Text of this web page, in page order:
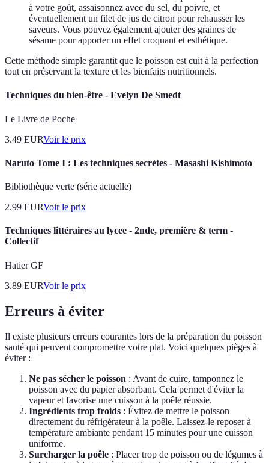
à votre goût, assaisonnez avec du sel, du poivre, et
éventuellement un filet de jus de citron pour rehausser les
saveurs. Vous pouvez également ajouter des graines de
sésame pour apporter un effet croquant et esthétique.
Cette méthode simple garantit que le poisson est cuit à la perfection
tout en préservant la texture et les bienfaits nutritionnels.
Techniques du bien-être - Evelyn De Smedt
Le Livre de Poche
3.49 EURVoir le prix
Naruto Tome I : Les techniques secrètes - Masashi Kishimoto
Bibliothèque verte (série actuelle)
2.99 EURVoir le prix
Techniques littéraires au lycee - 2nde, première & term -
Collectif
Hatier GF
3.89 EURVoir le prix
Erreurs à éviter
Il existe plusieurs erreurs courantes lors de la préparation du poisson
sauté qui peuvent compromettre votre plat. Voici quelques pièges à
éviter :
Ne pas sécher le poisson : Avant de cuire, tamponnez le
poisson avec du papier absorbant. Cela permet d'éviter la
vapeur et favorise une cuisson à la poêle réussie.
Ingrédients trop froids : Évitez de mettre le poisson
directement du réfrigérateur à la poêle. Laissez-le reposer à
température ambiante pendant 15 minutes pour une cuisson
uniforme.
Surcharger la poêle : Placer trop de poisson ou de légumes à